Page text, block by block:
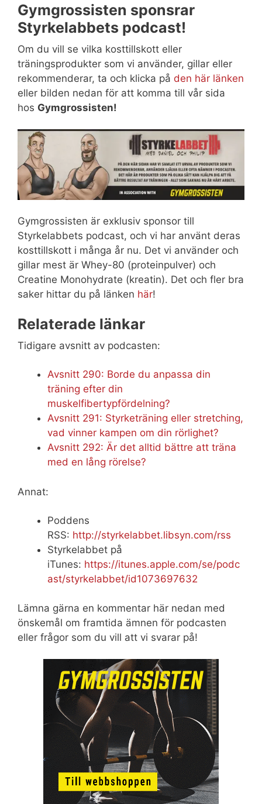
Gymgrossisten sponsrar
Styrkelabbets podcast!
Om du vill se vilka kosttillskott eller
träningsprodukter som vi använder, gillar eller
rekommenderar, ta och klicka på den här länken
eller bilden nedan för att komma till vår sida
hos Gymgrossisten!
Gymgrossisten är exklusiv sponsor till
Styrkelabbets podcast, och vi har använt deras
kosttillskott i många år nu. Det vi använder och
gillar mest är Whey-80 (proteinpulver) och
Creatine Monohydrate (kreatin). Det och fler bra
saker hittar du på länken här!
Relaterade länkar
Tidigare avsnitt av podcasten:
Avsnitt 290: Borde du anpassa din
träning efter din
muskelfibertypfördelning?
Avsnitt 291: Styrketräning eller stretching,
vad vinner kampen om din rörlighet?
Avsnitt 292: Är det alltid bättre att träna
med en lång rörelse?
Annat:
Poddens
RSS: http://styrkelabbet.libsyn.com/rss
Styrkelabbet på
iTunes: https://itunes.apple.com/se/podc
ast/styrkelabbet/id1073697632
Lämna gärna en kommentar här nedan med
önskemål om framtida ämnen för podcasten
eller frågor som du vill att vi svarar på!